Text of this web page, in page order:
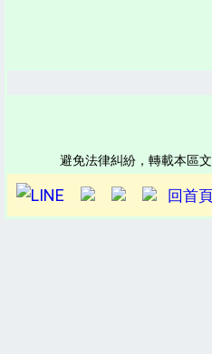
避免法律糾紛，轉載本區
回首